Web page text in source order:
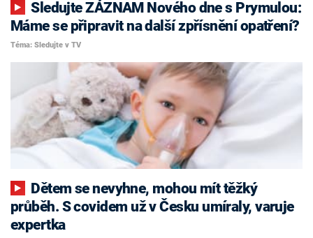
Sledujte ZÁZNAM Nového dne s Prymulou:
Máme se připravit na další zpřísnění opatření?
Téma: Sledujte v TV
průběh. S covidem už v Česku umíraly, varuje
expertka